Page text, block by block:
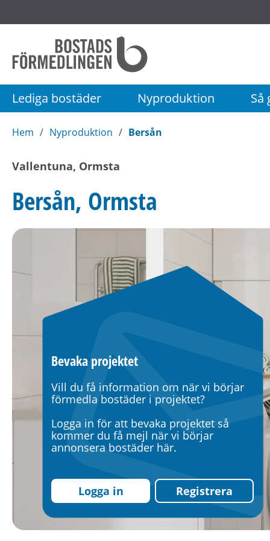
Startsida
Bostadsförmedlingen
Stockholm
AB
Lediga bostäder Nyproduktion Så
Hem Nyproduktion Bersån
Vallentuna, Ormsta
Bersån, Ormsta
Bevaka projektet
Vill du få information om när vi börjar
förmedla bostäder i projektet?
Logga in för att bevaka projektet så
kommer du få mejl när vi börjar
annonsera bostäder här.
Logga in Registrera